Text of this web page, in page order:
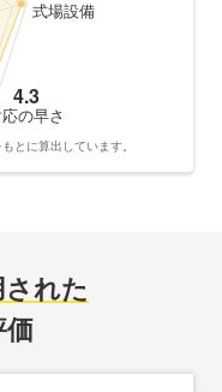
式場設備
4.3
の早さ
とに算出しています。
れた
価